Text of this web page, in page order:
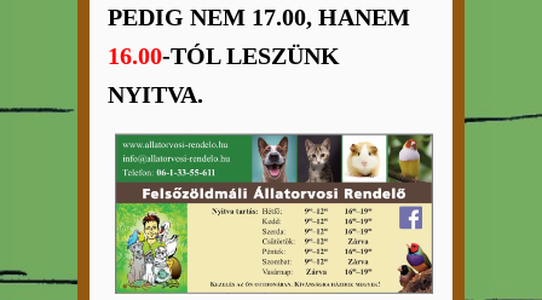
PEDIG NEM 17.00, HANEM
16.00-TÓL LESZÜNK
NYITVA.